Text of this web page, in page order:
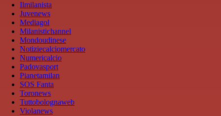
Ilmilanista
Juvenews
Mediagol
Milanistichannel
Mondoudinese
Notiziecalciomercato
Numericalcio
Padovasport
Pianetamilan
SOS Fanta
Toronews
Tuttobolognaweb
Violanews